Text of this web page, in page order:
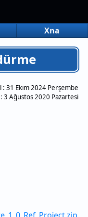
Xna
: 31 Ekim 2024 Perşembe
3 Ağustos 2020 Pazartesi